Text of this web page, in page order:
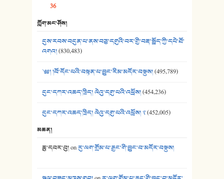
36
ཀློག་མང་ཤོས།
དུས་རབས་བདུན་པ་ནས་བཅུ་དགུའི་བར་གྱི་བརྡ་སྤྲོད་ཀྱི་དཔེ་ཐོ་
འགའ།(830,483)
༄༅། །བོ་དོང་པའི་བསྟན་པ་བྱུང་རིམ་མདོར་བསྡུས།(495,789)
དུང་དཀར་འཆད་ཁྲིད། ལེའུ་དགུ་པའི་འཕྲོས།(454,236)
དུང་དཀར་འཆད་ཁྲིད། ལེའུ་དགུ་པའི་འཕྲོས། ༢(452,005)
མཆན།
ཆུ་དབར་བུ།onརུ་ལག་གྲོམ་པ་རྒྱང་གི་བྱུང་བ་མདོར་བསྡུས།